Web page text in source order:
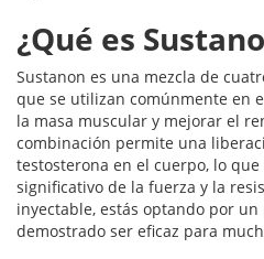
¿Qué es
Sustanon es una mezcla de
que se utilizan comúnmente en
la masa muscular y mejorar el
combinación permite una
testosterona en el cuerpo, lo
significativo de la fuerza y la
inyectable, estás optando por
demostrado ser eficaz para